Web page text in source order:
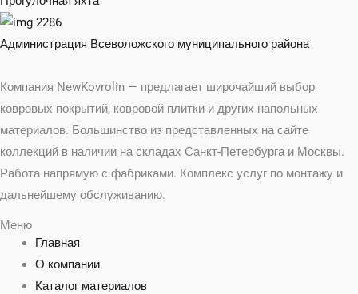
Администрация Всеволожского муниципального района
Компания NewKovrolin — предлагает широчайший выбор
ковровых покрытий, ковровой плитки и других напольных
материалов. Большинство из представленных на сайте
коллекций в наличии на складах Санкт-Петербурга и Москвы.
Работа напрямую с фабриками. Комплекс услуг по монтажу и
дальнейшему обслуживанию.
Меню
Главная
О компании
Каталог материалов